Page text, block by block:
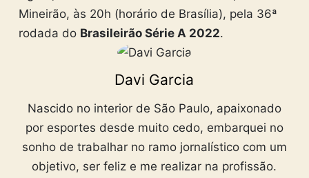
Mineirão, às 20h (horário de Brasília), pela 36ª
rodada do Brasileirão Série A 2022.
Davi Garcia
Nascido no interior de São Paulo, apaixonado
por esportes desde muito cedo, embarquei no
sonho de trabalhar no ramo jornalístico com um
objetivo, ser feliz e me realizar na profissão.